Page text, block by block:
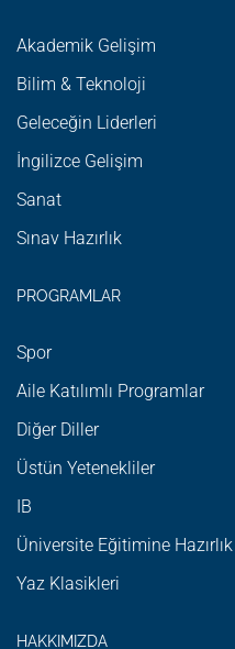
Akademik Gelişim
Bilim & Teknoloji
Geleceğin Liderleri
İngilizce Gelişim
Sanat
Sınav Hazırlık
PROGRAMLAR
Spor
Aile Katılımlı Programlar
Diğer Diller
Üstün Yetenekliler
IB
Üniversite Eğitimine Hazırlık
Yaz Klasikleri
HAKKIMIZDA